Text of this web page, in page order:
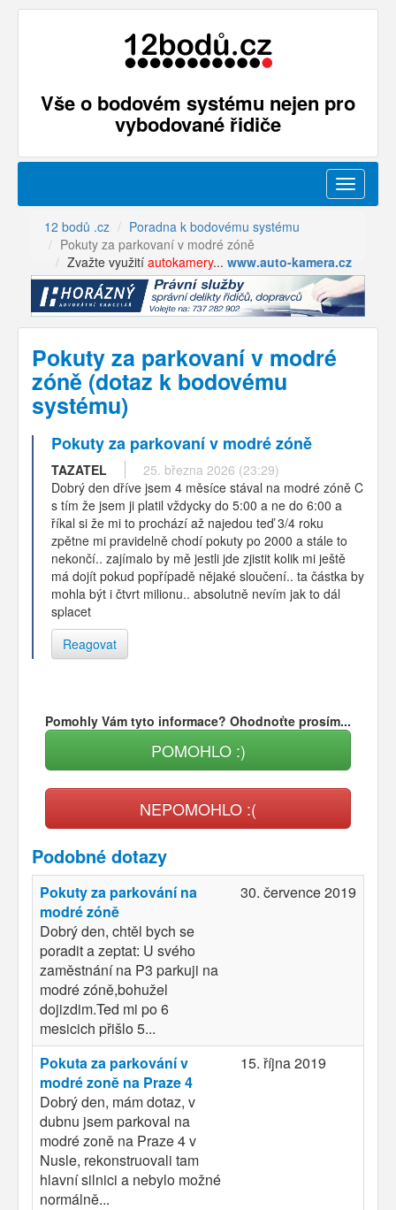
Vše o bodovém systému nejen pro
vybodované řidiče
Menu
12 bodů .cz
Poradna k bodovému systému
Pokuty za parkovaní v modré zóně
Zvažte využití autokamery... www.auto-kamera.cz
Pokuty za parkovaní v modré
zóně (dotaz k bodovému
systému)
Pokuty za parkovaní v modré zóně
TAZATEL
25. března 2026 (23:29)
Dobrý den dříve jsem 4 měsíce stával na modré zóně C
s tím že jsem ji platil vždycky do 5:00 a ne do 6:00 a
říkal si že mi to prochází až najedou teď 3/4 roku
zpětne mi pravidelně chodí pokuty po 2000 a stále to
nekončí.. zajímalo by mě jestli jde zjistit kolik mi ještě
má dojít pokud popřípadě nějaké sloučení.. ta částka by
mohla být i čtvrt milionu.. absolutně nevím jak to dál
splacet
Reagovat
Pomohly Vám tyto informace? Ohodnoťte prosím...
POMOHLO :)
NEPOMOHLO :(
Podobné dotazy
Pokuty za parkování na
modré zóně
Dobrý den, chtěl bych se
poradit a zeptat: U svého
zaměstnání na P3 parkuji na
modré zóně,bohužel
dojizdim.Ted mi po 6
mesicich přišlo 5...
30. července 2019
Pokuta za parkování v
modré zoně na Praze 4
Dobrý den, mám dotaz, v
dubnu jsem parkoval na
modré zoně na Praze 4 v
Nusle, rekonstruovali tam
hlavní silnici a nebylo možné
normálně...
15. října 2019